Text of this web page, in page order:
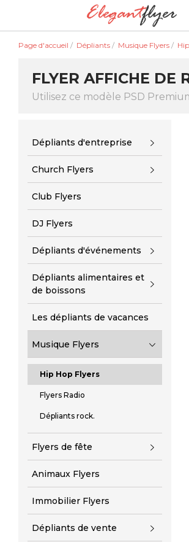
Page d'accueil / Dépliants / Musique Flyers /
FLYER AFFICHE DE
Utilisez ce modèle PSD
Dépliants d'entreprise
Church Flyers
Club Flyers
DJ Flyers
Dépliants d'événements
Dépliants alimentaires et
de boissons
Les dépliants de vacances
Musique Flyers
Hip Hop Flyers
Flyers Radio
Dépliants rock.
Flyers de fête
Animaux Flyers
Immobilier Flyers
Dépliants de vente